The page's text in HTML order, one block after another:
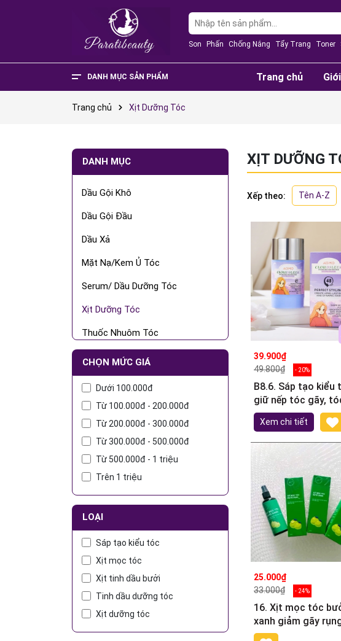
Son Phấn Chống Nắng Tẩy Trang Toner
DANH MỤC SẢN PHẨM Trang chủ
Trang chủ Xịt Dưỡng Tóc
DANH MỤC
Dầu Gội Khô
Dầu Gội Đầu
Dầu Xả
Mặt Nạ/Kem Ủ Tóc
Serum/ Dầu Dưỡng Tóc
Xịt Dưỡng Tóc
Thuốc Nhuôm Tóc
Gôm/Gel Kiểu Tóc
Máy Taok Kiểu Tóc Các Loại
Bộ Chăm Sóc Tóc
CHỌN MỨC GIÁ
Dưới 100.000đ
Từ 100.000đ - 200.000đ
Từ 200.000đ - 300.000đ
Từ 300.000đ - 500.000đ
Từ 500.000đ - 1 triệu
Trên 1 triệu
LOẠI
Sáp tạo kiểu tóc
Xịt mọc tóc
Xịt tinh dầu bưởi
Tinh dầu dưỡng tóc
Xịt dưỡng tóc
XỊT DƯỠNG
Xếp theo: Tên A-Z
39.900₫
49.800₫
- 20%
B8.6. Sáp tạo kiểu
giữ nếp tóc gãy,
ADMD 30g
Xem chi tiết
25.000₫
33.000₫
- 24%
16. Xịt mọc tóc
xanh giảm gãy
thúc đẩy mọc tóc